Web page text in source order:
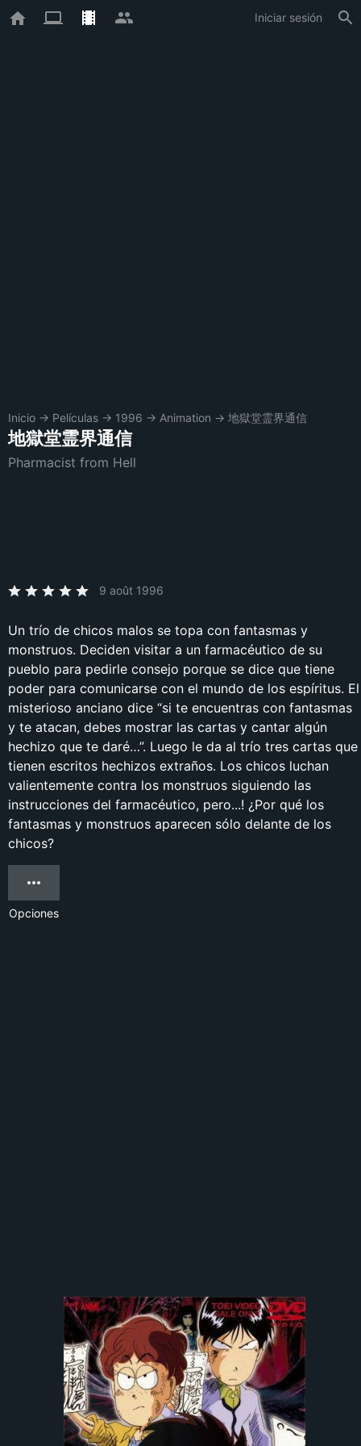
Iniciar sesión
Inicio → Películas → 1996 → Animation → 地獄堂霊界通信
地獄堂霊界通信
Pharmacist from Hell
9 août 1996
Un trío de chicos malos se topa con fantasmas y
monstruos. Deciden visitar a un farmacéutico de su
pueblo para pedirle consejo porque se dice que tiene
poder para comunicarse con el mundo de los espíritus. El
misterioso anciano dice “si te encuentras con fantasmas
y te atacan, debes mostrar las cartas y cantar algún
hechizo que te daré…”. Luego le da al trío tres cartas que
tienen escritos hechizos extraños. Los chicos luchan
valientemente contra los monstruos siguiendo las
instrucciones del farmacéutico, pero...! ¿Por qué los
fantasmas y monstruos aparecen sólo delante de los
chicos?
Opciones